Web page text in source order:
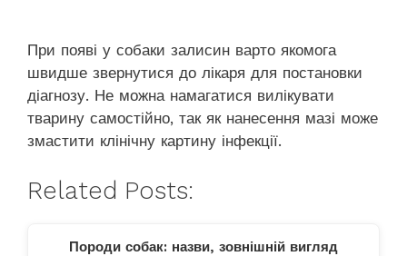
При появі у собаки залисин варто якомога
швидше звернутися до лікаря для постановки
діагнозу. Не можна намагатися вилікувати
тварину самостійно, так як нанесення мазі може
змастити клінічну картину інфекції.
Related Posts:
Породи собак: назви, зовнішній вигляд